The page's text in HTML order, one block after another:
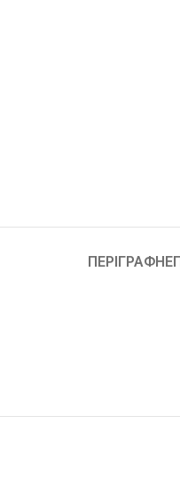
ΠΕΡΙΓΡΑΦΉ